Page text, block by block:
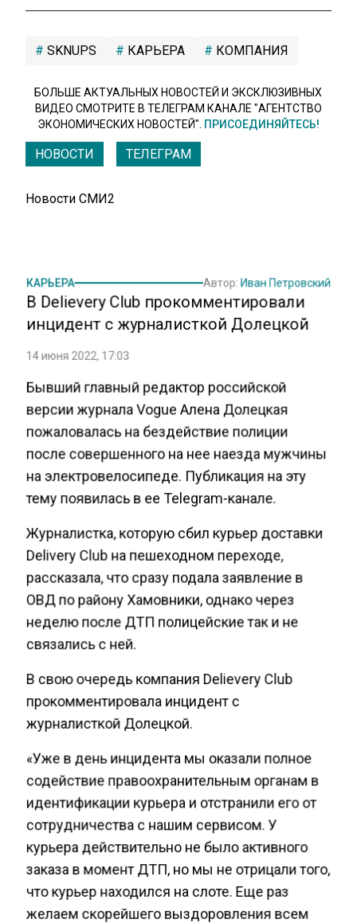
SKNUPS КАРЬЕРА КОМПАНИЯ
БОЛЬШЕ АКТУАЛЬНЫХ НОВОСТЕЙ И ЭКСКЛЮЗИВНЫХ
ВИДЕО СМОТРИТЕ В ТЕЛЕГРАМ КАНАЛЕ "АГЕНТСТВО
ЭКОНОМИЧЕСКИХ НОВОСТЕЙ". ПРИСОЕДИНЯЙТЕСЬ!
НОВОСТИ ТЕЛЕГРАМ
Новости СМИ2
КАРЬЕРА Автор: Иван Петровский
В Delievery Club прокомментировали
инцидент с журналисткой Долецкой
14 июня 2022, 17:03
Бывший главный редактор российской
версии журнала Vogue Алена Долецкая
пожаловалась на бездействие полиции
после совершенного на нее наезда мужчины
на электровелосипеде. Публикация на эту
тему появилась в ее Telegram-канале.
Журналистка, которую сбил курьер доставки
Delivery Club на пешеходном переходе,
рассказала, что сразу подала заявление в
ОВД по району Хамовники, однако через
неделю после ДТП полицейские так и не
связались с ней.
В свою очередь компания Delievery Club
прокомментировала инцидент с
журналисткой Долецкой.
«Уже в день инцидента мы оказали полное
содействие правоохранительным органам в
идентификации курьера и отстранили его от
сотрудничества с нашим сервисом. У
курьера действительно не было активного
заказа в момент ДТП, но мы не отрицали того,
что курьер находился на слоте. Еще раз
желаем скорейшего выздоровления всем